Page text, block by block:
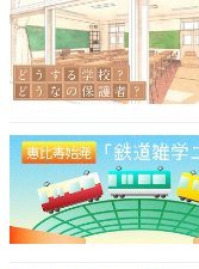
美肌を保つコツ
すること
使用することも重
以下の成分が配合
でしょうか。